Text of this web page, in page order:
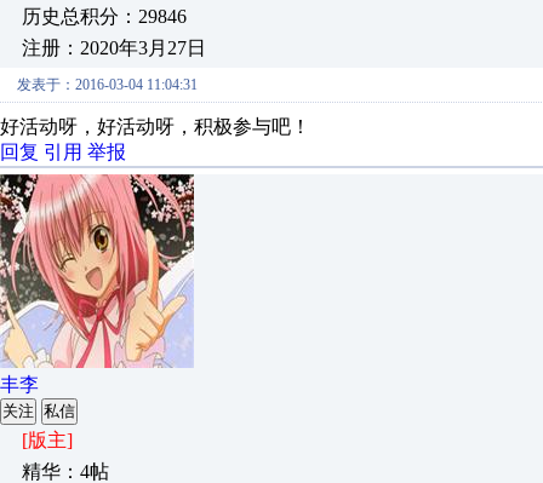
历史总积分：29846
注册：2020年3月27日
发表于：2016-03-04 11:04:31
好活动呀，好活动呀，积极参与吧！
回复 引用 举报
丰李
关注 私信
[版主]
精华：4帖